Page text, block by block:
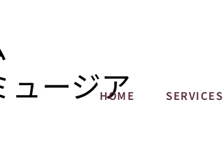
ュージア
HOME SERVICES